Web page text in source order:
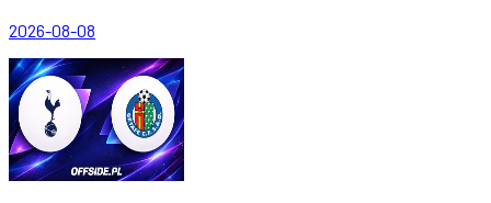
2026-08-08